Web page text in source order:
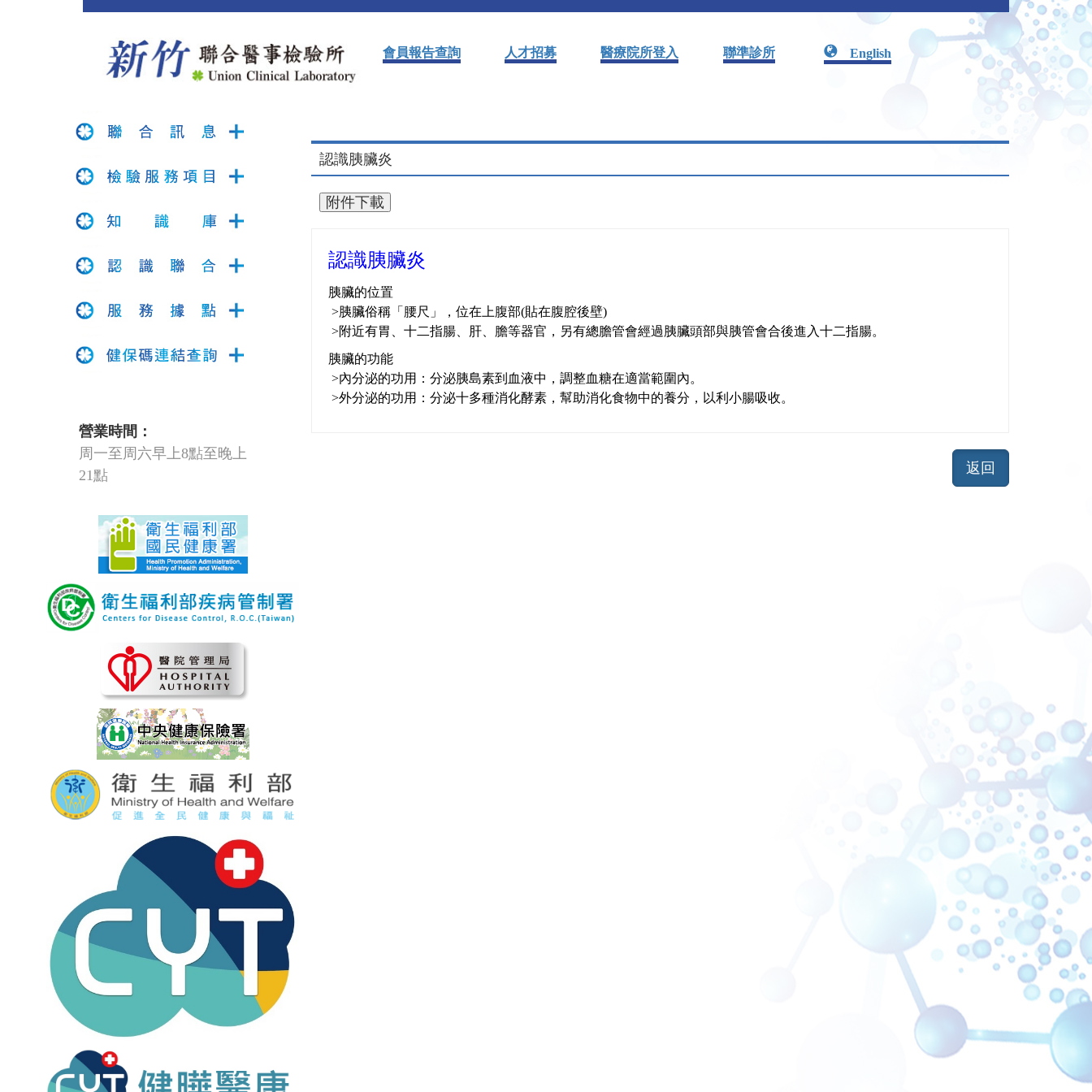
會員報告查詢 人才招募 醫療院所登入 聯準診所 English
營業時間：
周一至周六早上8點至晚上
21點
認識胰臟炎
認識胰臟炎
胰臟的位置
>胰臟俗稱「腰尺」，位在上腹部(貼在腹腔後壁)
>附近有胃、十二指腸、肝、膽等器官，另有總膽管會經過胰臟頭部與胰管會合後進入十二指腸。
胰臟的功能
>內分泌的功用：分泌胰島素到血液中，調整血糖在適當範圍內。
>外分泌的功用：分泌十多種消化酵素，幫助消化食物中的養分，以利小腸吸收。